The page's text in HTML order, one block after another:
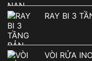
hạng5.005
sao
RAY BI 3
VÒI RỬA